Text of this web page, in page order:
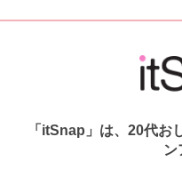
「itSnap」は、20代お